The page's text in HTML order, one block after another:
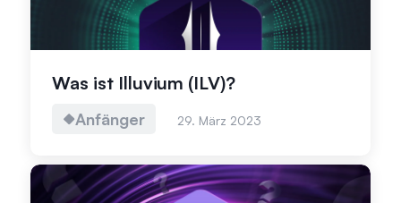
Was ist Illuvium (ILV)?
Anfänger 29. März 2023